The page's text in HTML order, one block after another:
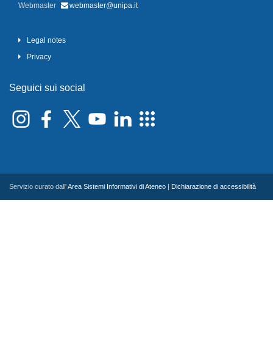
Webmaster
webmaster@unipa.it
Legal notes
Privacy
Seguici sui social
Servizio curato dall'Area Sistemi Informativi di Ateneo Dichiarazione di accessibilità